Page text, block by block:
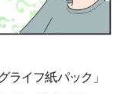
ライフ紙パック」